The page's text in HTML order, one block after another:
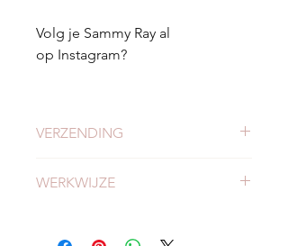
Volg je Sammy Ray al
op Instagram?
VERZENDING
levertijden.
WERKWIJZE